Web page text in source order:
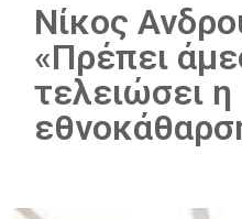
Νίκος
«Πρέπει
τελειώσει η